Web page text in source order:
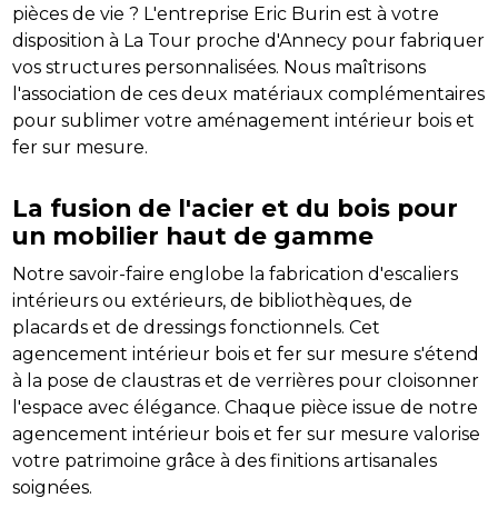
pièces de vie ? L'entreprise Eric Burin est à votre
disposition à La Tour proche d'Annecy pour fabriquer
vos structures personnalisées. Nous maîtrisons
l'association de ces deux matériaux complémentaires
pour sublimer votre aménagement intérieur bois et
fer sur mesure.
La fusion de l'acier et du bois pour
un mobilier haut de gamme
Notre savoir-faire englobe la fabrication d'escaliers
intérieurs ou extérieurs, de bibliothèques, de
placards et de dressings fonctionnels. Cet
agencement intérieur bois et fer sur mesure s'étend
à la pose de claustras et de verrières pour cloisonner
l'espace avec élégance. Chaque pièce issue de notre
agencement intérieur bois et fer sur mesure valorise
votre patrimoine grâce à des finitions artisanales
soignées.